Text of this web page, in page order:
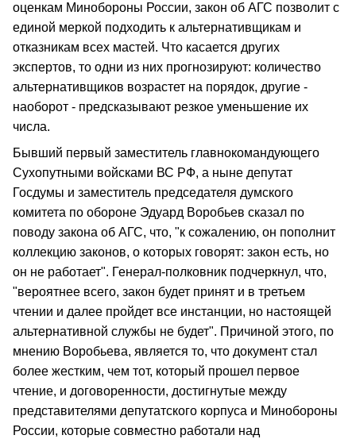
оценкам Минобороны России, закон об АГС позволит с
единой меркой подходить к альтернативщикам и
отказникам всех мастей. Что касается других
экспертов, то одни из них прогнозируют: количество
альтернативщиков возрастет на порядок, другие -
наоборот - предсказывают резкое уменьшение их
числа.
Бывший первый заместитель главнокомандующего
Сухопутными войсками ВС РФ, а ныне депутат
Госдумы и заместитель председателя думского
комитета по обороне Эдуард Воробьев сказал по
поводу закона об АГС, что, "к сожалению, он пополнит
коллекцию законов, о которых говорят: закон есть, но
он не работает". Генерал-полковник подчеркнул, что,
"вероятнее всего, закон будет принят и в третьем
чтении и далее пройдет все инстанции, но настоящей
альтернативной службы не будет". Причиной этого, по
мнению Воробьева, является то, что документ стал
более жестким, чем тот, который прошел первое
чтение, и договоренности, достигнутые между
представителями депутатского корпуса и Минобороны
России, которые совместно работали над